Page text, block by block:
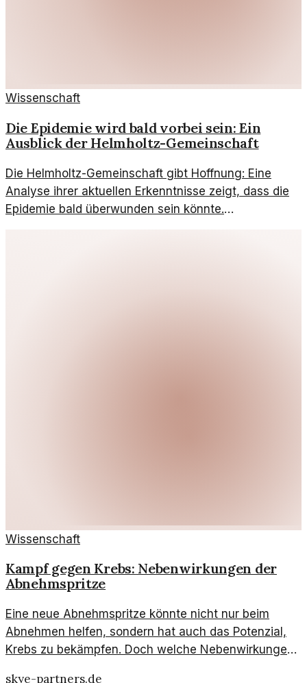
Wissenschaft
Die Epidemie wird bald vorbei sein: Ein
Ausblick der Helmholtz-Gemeinschaft
Die Helmholtz-Gemeinschaft gibt Hoffnung: Eine
Analyse ihrer aktuellen Erkenntnisse zeigt, dass die
Epidemie bald überwunden sein könnte.
Wissenschaft
Kampf gegen Krebs: Nebenwirkungen der
Abnehmspritze
Eine neue Abnehmspritze könnte nicht nur beim
Abnehmen helfen, sondern hat auch das Potenzial,
Krebs zu bekämpfen. Doch welche Nebenwirkungen
skye-partners.de